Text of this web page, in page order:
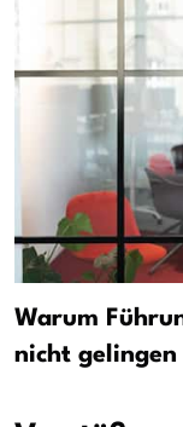
Warum
nicht gelingen